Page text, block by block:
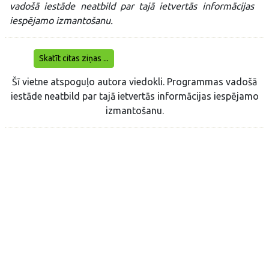
vadošā iestāde neatbild par tajā ietvertās informācijas
iespējamo izmantošanu.
Skatīt citas ziņas ...
Šī vietne atspoguļo autora viedokli. Programmas vadošā
iestāde neatbild par tajā ietvertās informācijas iespējamo
izmantošanu.